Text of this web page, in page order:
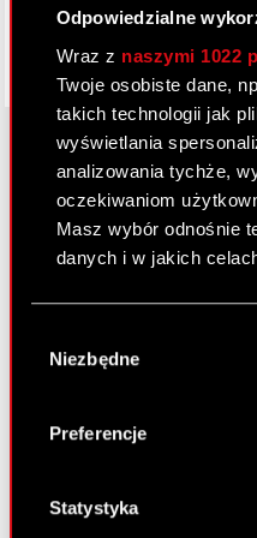
Odpowiedzialne
Wraz z naszymi 1022
Twoje osobiste dane,
takich technologii jak
wyświetlania
analizowania tychże,
oczekiwaniom
Masz wybór odnośnie
danych i w jakich
Gromadzić
lokalizacji
Identyfikować
analizując
palca)
zgody
Niezbędne
Preferencje
Statystyka
O CD PROJEKT
Grupa Kapitałowa
Nasz biznes
Inwestorzy
Media